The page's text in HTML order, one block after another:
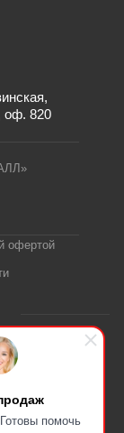
помочь
оф. 820
офертой